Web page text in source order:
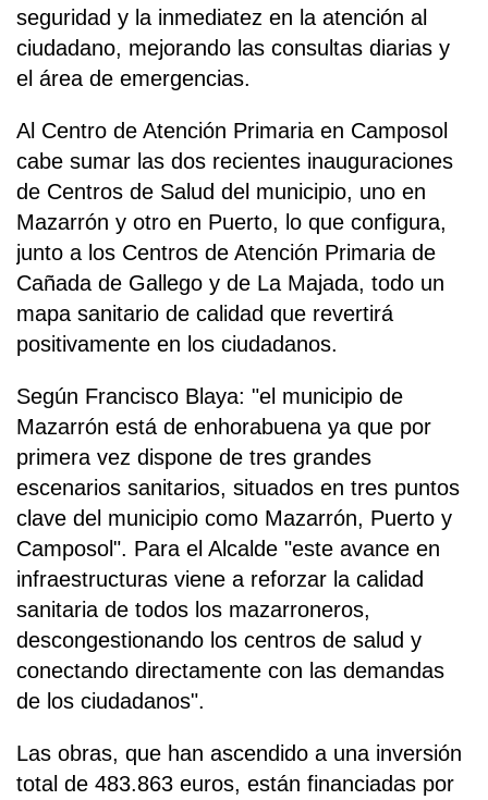
seguridad y la inmediatez en la atención al
ciudadano, mejorando las consultas diarias y
el área de emergencias.
Al Centro de Atención Primaria en Camposol
cabe sumar las dos recientes inauguraciones
de Centros de Salud del municipio, uno en
Mazarrón y otro en Puerto, lo que configura,
junto a los Centros de Atención Primaria de
Cañada de Gallego y de La Majada, todo un
mapa sanitario de calidad que revertirá
positivamente en los ciudadanos.
Según Francisco Blaya: "el municipio de
Mazarrón está de enhorabuena ya que por
primera vez dispone de tres grandes
escenarios sanitarios, situados en tres puntos
clave del municipio como Mazarrón, Puerto y
Camposol". Para el Alcalde "este avance en
infraestructuras viene a reforzar la calidad
sanitaria de todos los mazarroneros,
descongestionando los centros de salud y
conectando directamente con las demandas
de los ciudadanos".
Las obras, que han ascendido a una inversión
total de 483.863 euros, están financiadas por